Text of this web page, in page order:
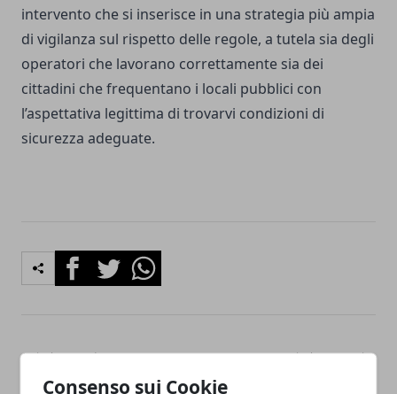
Consenso sui Cookie
intervento che si inserisce in una strategia più ampia
di vigilanza sul rispetto delle regole, a tutela sia degli
operatori che lavorano correttamente sia dei
cittadini che frequentano i locali pubblici con
l’aspettativa legittima di trovarvi condizioni di
sicurezza adeguate.
FacebookTwitterWhatsapp
Articolo Precedente
Adaptronics conquista l’EIC
Articolo Successivo
Autovelox in viale Sabena: